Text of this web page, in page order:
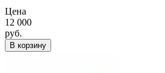
Цена
12 000
руб.
В корзину